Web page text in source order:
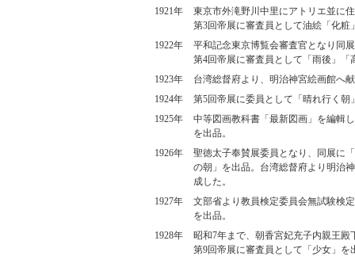
1921年
東京市外滝野川中里にアトリエ並に
第3回帝展に審査員として油絵「化粧
1922年
平和記念東京博覧会審査官となり同
第4回帝展に審査員として「雨後」「
1923年
台湾総督府より、明治神宮絵画館へ
1924年
第5回帝展に委員として「晴れ行く朝
1925年
中等図画教科書「最新図画」を編輯
を出品。
1926年
聖徳太子奉賛展委員となり、同展に
の朝」を出品。台湾総督府より明治
成した。
1927年
文部省より教員検定委員会無試験検
を出品。
1928年
昭和7年まで、朝香宮妃充子内親王
第9回帝展に審査員として「少女」を